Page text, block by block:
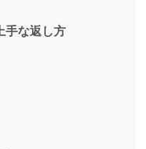
手な返し方